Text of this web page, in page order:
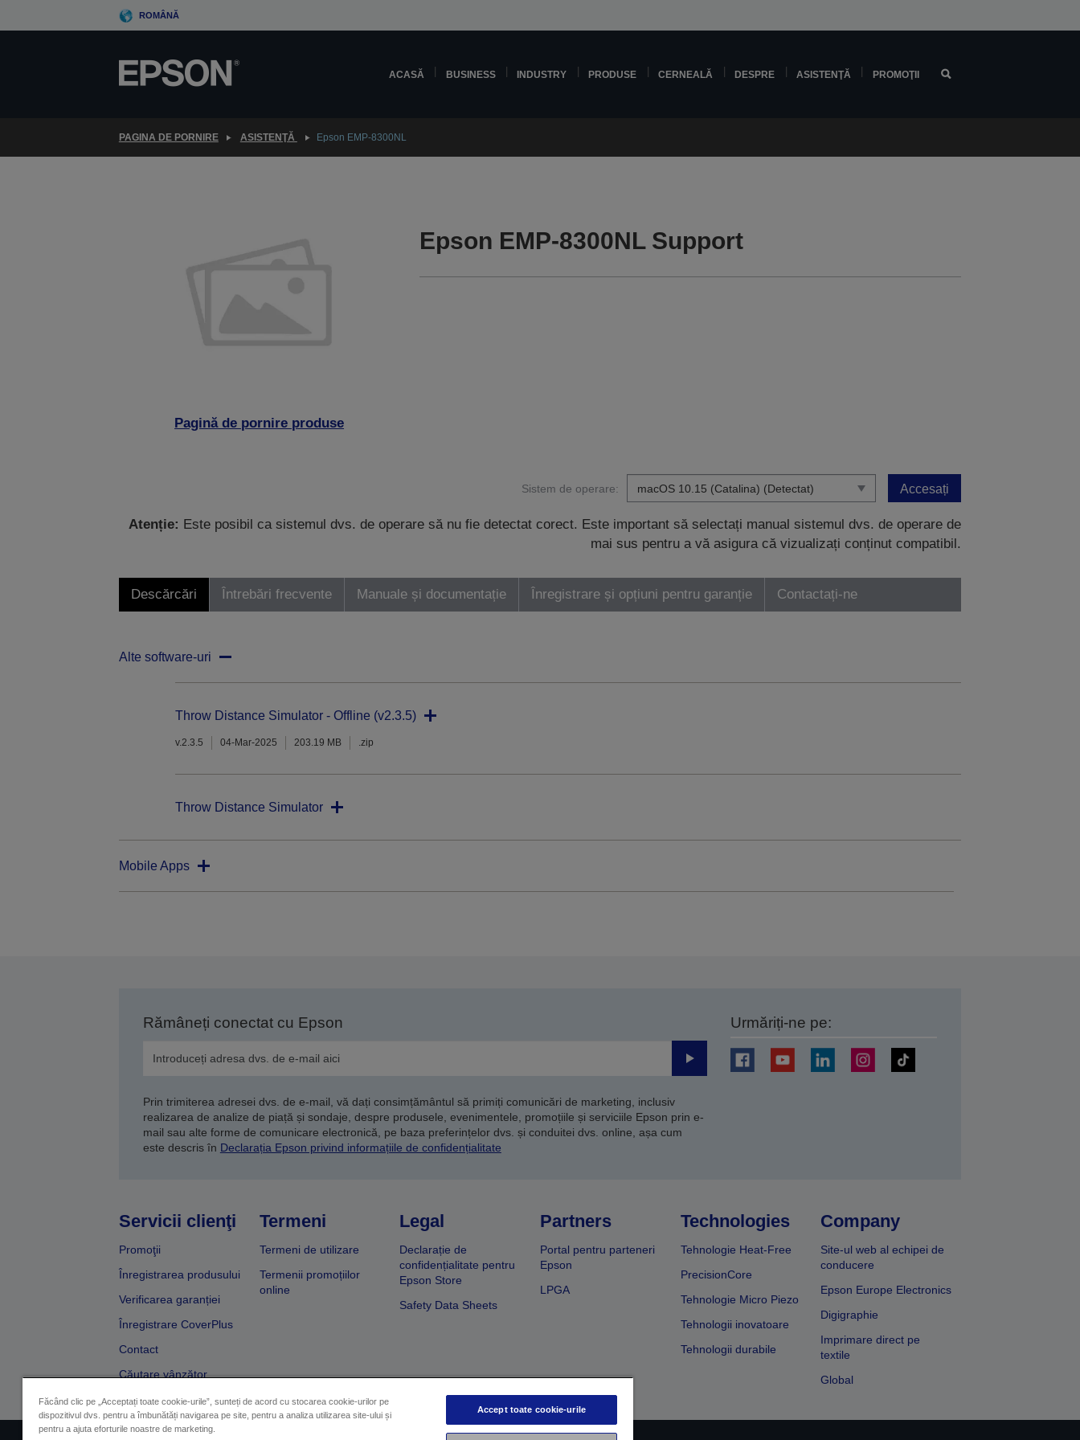
to
ROMÂNĂ
ACASĂ BUSINESS INDUSTRY PRODUSE CERNEALĂ DESPRE ASISTENŢĂ PROMOŢII
PAGINA DE PORNIRE ASISTENŢĂ Epson EMP-8300NL
Pagină de pornire produse
Epson EMP-8300NL Support
Sistem de operare: Accesați
Atenție: Este posibil ca sistemul dvs. de operare să nu fie detectat corect. Este important să selectați manual sistemul dvs. de operare de
mai sus pentru a vă asigura că vizualizați conținut compatibil.
Descărcări Întrebări frecvente Manuale și documentație Înregistrare și opțiuni pentru garanție Contactați-ne
Alte software-uri
Throw Distance Simulator - Offline (v2.3.5)
v.2.3.5 04-Mar-2025 203.19 MB .zip
Throw Distance Simulator
Mobile Apps
Rămâneți conectat cu Epson
Trimiteți
Prin trimiterea adresei dvs. de e-mail, vă dați consimțământul să primiți comunicări de marketing, inclusiv
realizarea de analize de piață și sondaje, despre produsele, evenimentele, promoțiile și serviciile Epson prin e-
mail sau alte forme de comunicare electronică, pe baza preferințelor dvs. și conduitei dvs. online, așa cum
este descris în Declarația Epson privind informațiile de confidențialitate
Urmăriți-ne pe:
Servicii clienţi
Promoţii
Înregistrarea produsului
Verificarea garanției
Înregistrare CoverPlus
Contact
Căutare vânzător
Termeni
Termeni de utilizare
Termenii promoțiilor
online
Legal
Declarație de
confidențialitate pentru
Epson Store
Safety Data Sheets
Partners
Portal pentru parteneri
Epson
LPGA
Technologies
Tehnologie Heat-Free
PrecisionCore
Tehnologie Micro Piezo
Tehnologii inovatoare
Tehnologii durabile
Company
Site-ul web al echipei de
conducere
Epson Europe Electronics
Digigraphie
Imprimare direct pe
textile
Global
Făcând clic pe „Acceptați toate cookie-urile”, sunteți de acord cu stocarea cookie-urilor pe
dispozitivul dvs. pentru a îmbunătăți navigarea pe site, pentru a analiza utilizarea site-ului și
pentru a ajuta eforturile noastre de marketing.
Accept toate cookie-urile